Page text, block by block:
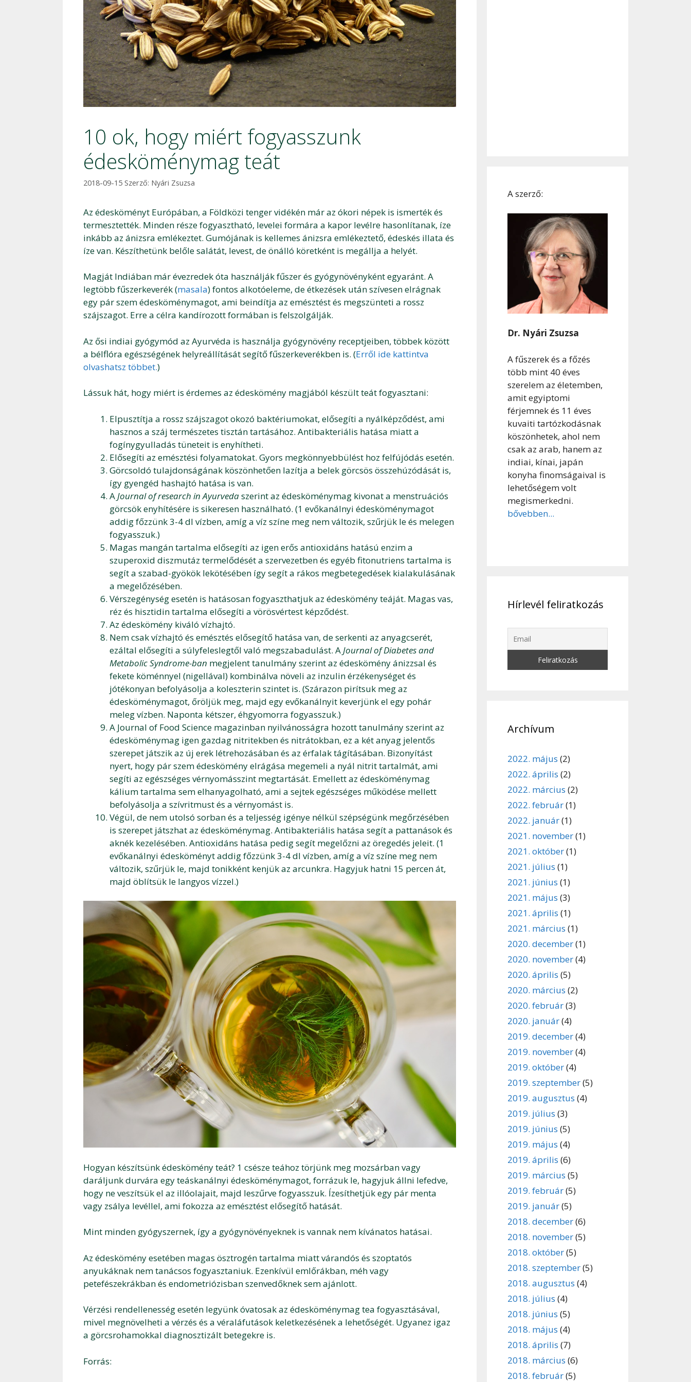
10 ok, hogy miért fogyasszunk
édesköménymag teát
2018-09-15 Szerző: Nyári Zsuzsa
Az édesköményt Európában, a Földközi tenger vidékén már az ókori népek is ismerték és
termesztették. Minden része fogyasztható, levelei formára a kapor levélre hasonlítanak, íze
inkább az ánizsra emlékeztet. Gumójának is kellemes ánizsra emlékeztető, édeskés illata és
íze van. Készíthetünk belőle salátát, levest, de önálló köretként is megállja a helyét.
Magját Indiában már évezredek óta használják fűszer és gyógynövényként egyaránt. A
legtöbb fűszerkeverék (masala) fontos alkotóeleme, de étkezések után szívesen elrágnak
egy pár szem édesköménymagot, ami beindítja az emésztést és megszünteti a rossz
szájszagot. Erre a célra kandírozott formában is felszolgálják.
Az ősi indiai gyógymód az Ayurvéda is használja gyógynövény receptjeiben, többek között
a bélflóra egészségének helyreállítását segítő fűszerkeverékben is. (Erről ide kattintva
olvashatsz többet.)
Lássuk hát, hogy miért is érdemes az édeskömény magjából készült teát fogyasztani:
Elpusztítja a rossz szájszagot okozó baktériumokat, elősegíti a nyálképződést, ami
hasznos a száj természetes tisztán tartásához. Antibakteriális hatása miatt a
fogínygyulladás tüneteit is enyhítheti.
Elősegíti az emésztési folyamatokat. Gyors megkönnyebbülést hoz felfújódás esetén.
Görcsoldó tulajdonságának köszönhetően lazítja a belek görcsös összehúzódását is,
így gyengéd hashajtó hatása is van.
AJournal of research in Ayurvedaszerint az édesköménymag kivonat a menstruációs
görcsök enyhítésére is sikeresen használható. (1 evőkanálnyi édesköménymagot
addig főzzünk 3-4 dl vízben, amíg a víz színe meg nem változik, szűrjük le és melegen
fogyasszuk.)
Magas mangán tartalma elősegíti az igen erős antioxidáns hatású enzim a
szuperoxid diszmutáz termelődését a szervezetben és egyéb fitonutriens tartalma is
segít a szabad-gyökök lekötésében így segít a rákos megbetegedések kialakulásának
a megelőzésében.
Vérszegénység esetén is hatásosan fogyaszthatjuk az édeskömény teáját. Magas vas,
réz és hisztidin tartalma elősegíti a vörösvértest képződést.
Az édeskömény kiváló vízhajtó.
Nem csak vízhajtó és emésztés elősegítő hatása van, de serkenti az anyagcserét,
ezáltal elősegíti a súlyfeleslegtől való megszabadulást. AJournal of Diabetes and
Metabolic Syndrome-ban megjelent tanulmány szerint az édeskömény ánizzsal és
fekete köménnyel (nigellával) kombinálva növeli az inzulin érzékenységet és
jótékonyan befolyásolja a koleszterin szintet is. (Szárazon pirítsuk meg az
édesköménymagot, őröljük meg, majd egy evőkanálnyit keverjünk el egy pohár
meleg vízben. Naponta kétszer, éhgyomorra fogyasszuk.)
A Journal of Food Science magazinban nyilvánosságra hozott tanulmány szerint az
édesköménymag igen gazdag nitritekben és nitrátokban, ez a két anyag jelentős
szerepet játszik az új erek létrehozásában és az érfalak tágításában. Bizonyítást
nyert, hogy pár szem édeskömény elrágása megemeli a nyál nitrit tartalmát, ami
segíti az egészséges vérnyomásszint megtartását. Emellett az édesköménymag
kálium tartalma sem elhanyagolható, ami a sejtek egészséges működése mellett
befolyásolja a szívritmust és a vérnyomást is.
Végül, de nem utolsó sorban és a teljesség igénye nélkül szépségünk megőrzésében
is szerepet játszhat az édesköménymag. Antibakteriális hatása segít a pattanások és
aknék kezelésében. Antioxidáns hatása pedig segít megelőzni az öregedés jeleit. (1
evőkanálnyi édesköményt addig főzzünk 3-4 dl vízben, amíg a víz színe meg nem
változik, szűrjük le, majd tonikként kenjük az arcunkra. Hagyjuk hatni 15 percen át,
majd öblítsük le langyos vízzel.)
Hogyan készítsünk édeskömény teát? 1 csésze teához törjünk meg mozsárban vagy
daráljunk durvára egy teáskanálnyi édesköménymagot, forrázuk le, hagyjuk állni lefedve,
hogy ne veszítsük el az illóolajait, majd leszűrve fogyasszuk. Ízesíthetjük egy pár menta
vagy zsálya levéllel, ami fokozza az emésztést elősegítő hatását.
Mint minden gyógyszernek, így a gyógynövényeknek is vannak nem kívánatos hatásai.
Az édeskömény esetében magas ösztrogén tartalma miatt várandós és szoptatós
anyukáknak nem tanácsos fogyasztaniuk. Ezenkívül emlőrákban, méh vagy
petefészekrákban és endometriózisban szenvedőknek sem ajánlott.
Vérzési rendellenesség esetén legyünk óvatosak az édesköménymag tea fogyasztásával,
mivel megnövelheti a vérzés és a véraláfutások keletkezésének a lehetőségét. Ugyanez igaz
a görcsrohamokkal diagnosztizált betegekre is.
Forrás:
A szerző:
Dr. Nyári Zsuzsa
A fűszerek és a főzés
több mint 40 éves
szerelem az életemben,
amit egyiptomi
férjemnek és 11 éves
kuvaiti tartózkodásnak
köszönhetek, ahol nem
csak az arab, hanem az
indiai, kínai, japán
konyha finomságaival is
lehetőségem volt
megismerkedni.
bővebben...
Hírlevél feliratkozás
Archívum
2022. május (2)
2022. április (2)
2022. március (2)
2022. február(1)
2022. január(1)
2021. november(1)
2021. október(1)
2021. július (1)
2021. június (1)
2021. május (3)
2021. április (1)
2021. március (1)
2020. december(1)
2020. november(4)
2020. április (5)
2020. március (2)
2020. február(3)
2020. január(4)
2019. december(4)
2019. november(4)
2019. október(4)
2019. szeptember(5)
2019. augusztus (4)
2019. július (3)
2019. június (5)
2019. május (4)
2019. április (6)
2019. március (5)
2019. február(5)
2019. január(5)
2018. december(6)
2018. november(5)
2018. október(5)
2018. szeptember(5)
2018. augusztus (4)
2018. július (4)
2018. június (5)
2018. május (4)
2018. április (7)
2018. március (6)
2018. február(5)